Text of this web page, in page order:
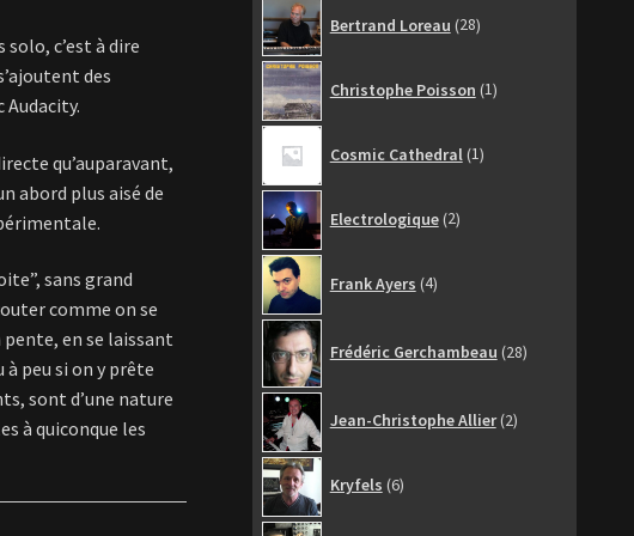
c’est à dire
des
qu’auparavant,
abord plus aisé de
sans grand
comme on se
pente, en se laissant
peu si on y prête
sont d’une nature
à quiconque les
Bertrand Loreau 28produits
Christophe Poisson 1produit
Cosmic Cathedral 1produit
Electrologique 2produits
Frank Ayers 4produits
Frédéric Gerchambeau 28produits
Jean-Christophe Allier 2produits
Kryfels 6produits